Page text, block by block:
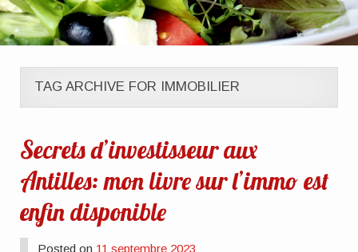
TAG ARCHIVE FOR IMMOBILIER
Secrets d’investisseur aux
Antilles: mon livre sur l’immo est
enfin disponible
Posted on 11 septembre 2023